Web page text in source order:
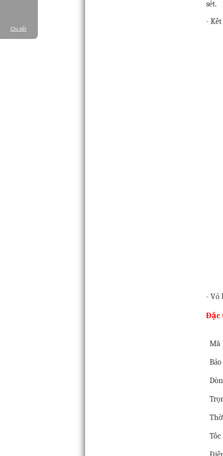
Chi tiết
sét.
-
- Vỏ
Đặc
Mã